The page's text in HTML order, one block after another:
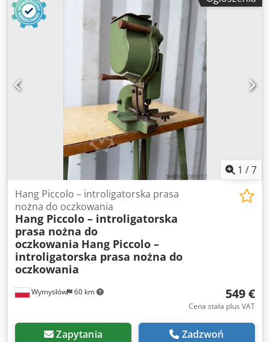
1 /7
Wymysłów 60 km
Hang Piccolo – introligatorska prasa
nożna do oczkowania
Hang Piccolo – introligatorska
prasa nożna do
oczkowania Hang Piccolo –
introligatorska prasa nożna do
oczkowania
549 €
Cena stała plus VAT
Zapytania Zadzwoń